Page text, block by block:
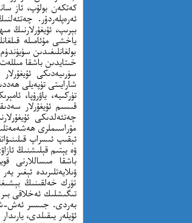
كەتكەن بولۇپ، ئاز
ئەرەپلەردۇر.
بېرىپ، ئۇيغۇرلارنىڭ
ياخشى مۇئامىلە
بولغانلىغىدىن
خىتايدىن باشقا
سۈرىيەدىكى
شارايىتى تۈپەيلى
تۈركىيە، ياۋرۇپا،
قىسىم ئۇيغۇرلار
چەتئەلدىكى
مۇراسىملرى
ئېقىپ ئىسراپ
ۋە يېتىم قېلىشنىڭ
ۋىلايەتلىرىدە ئېغىر
تۈرك خەلقىنىڭ
تىگىشلىك ئەخلاقى بىر
بەردى. جىسىر ئەش-
ئۆيلەر يىقىلدى،